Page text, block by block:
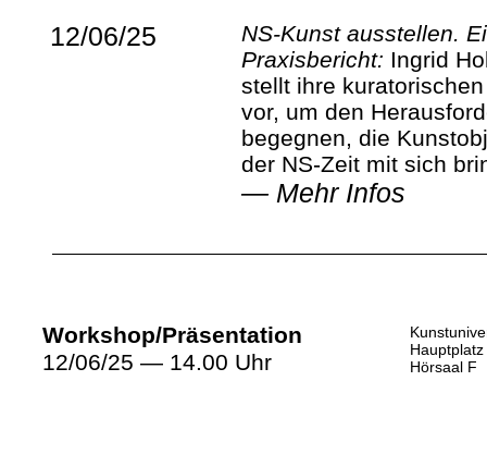
12/06/25
NS-Kunst ausstellen.
Praxisbericht: Ingrid
stellt ihre
vor, um den
begegnen, die
der NS-Zeit mit sich
— Mehr Infos
Workshop/Präsentation
12/06/25 — 14.00 Uhr
Hauptplatz
Hörsaal F